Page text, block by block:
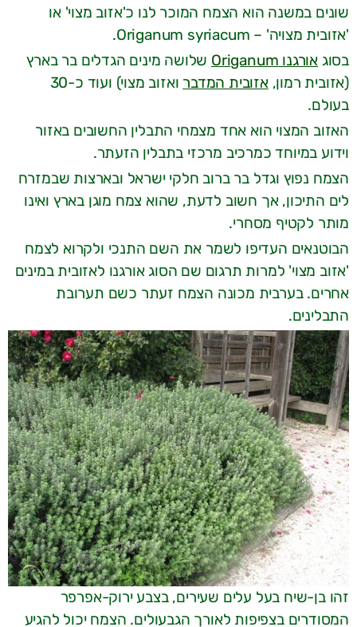
שונים במשנה הוא הצמח המוכר לנו כ'אזוב מצוי' או
'אזובית מצויה' – Origanum syriacum.
בסוג אורגנו Origanum
שלושה מינים הגדלים בר בארץ
(אזובית רמון,אזובית המדבר
ואזוב מצוי) ועוד כ-30
בעולם.
האזוב המצוי הוא אחד מצמחי התבלין החשובים באזור
וידוע במיוחד כמרכיב מרכזי בתבלין הזעתר.
הצמח נפוץ וגדל בר ברוב חלקי ישראל ובארצות שבמזרח
לים התיכון, אך חשוב לדעת, שהוא צמח מוגן בארץ ואינו
מותר לקטיף מסחרי.
הבוטנאים העדיפו לשמר את השם התנכי ולקרוא לצמח
'אזוב מצוי' למרות תרגום שם הסוג אורגנו לאזובית במינים
אחרים. בערבית מכונה הצמח זעתר כשם תערובת
התבלינים.
זהו בן-שיח בעל עלים שעירים, בצבע ירוק-אפרפר
המסודרים בצפיפות לאורך הגבעולים. הצמח יכול להגיע